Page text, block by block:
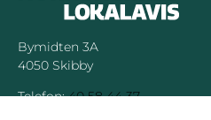
Bymidten 3A
4050 Skibby
Telefon:40 58 44 37